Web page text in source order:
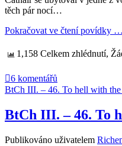
těch pár nocí…
Pokračovat ve čtení povídky …
1,158 Celkem zhlédnutí,
6 komentářů
BtCh III. – 46. To hell with
BtCh III. – 46. To
Publikováno uživatelem